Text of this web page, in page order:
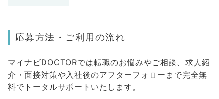
応募方法・ご利用の流れ
マイナビDOCTORでは転職のお悩みやご相談、求人紹
介・面接対策や入社後のアフターフォローまで完全無
料でトータルサポートいたします。